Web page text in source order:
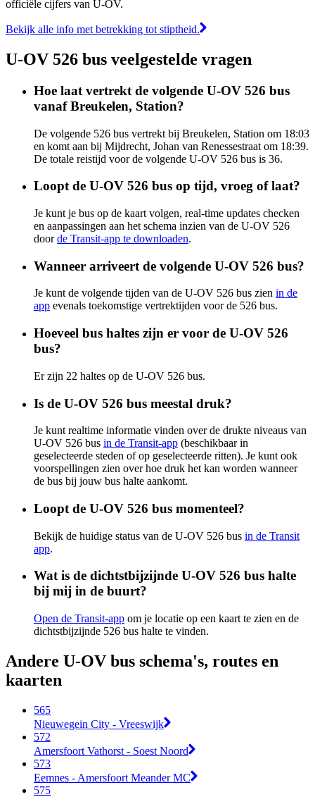
officiële cijfers van U-OV.
Bekijk alle info met betrekking tot stiptheid.
U-OV 526 bus veelgestelde vragen
Hoe laat vertrekt de volgende U-OV 526 bus
vanaf Breukelen, Station?
De volgende 526 bus vertrekt bij Breukelen, Station om 18:03
en komt aan bij Mijdrecht, Johan van Renessestraat om 18:39.
De totale reistijd voor de volgende U-OV 526 bus is 36.
Loopt de U-OV 526 bus op tijd, vroeg of laat?
Je kunt je bus op de kaart volgen, real-time updates checken
en aanpassingen aan het schema inzien van de U-OV 526
doorde Transit-app te downloaden.
Wanneer arriveert de volgende U-OV 526 bus?
Je kunt de volgende tijden van de U-OV 526 bus zien in de
app evenals toekomstige vertrektijden voor de 526 bus.
Hoeveel bus haltes zijn er voor de U-OV 526
bus?
Er zijn 22 haltes op de U-OV 526 bus.
Is de U-OV 526 bus meestal druk?
Je kunt realtime informatie vinden over de drukte niveaus van
U-OV 526 bus in de Transit-app (beschikbaar in
geselecteerde steden of op geselecteerde ritten). Je kunt ook
voorspellingen zien over hoe druk het kan worden wanneer
de bus bij jouw bus halte aankomt.
Loopt de U-OV 526 bus momenteel?
Bekijk de huidige status van de U-OV 526 bus in de Transit
app.
Wat is de dichtstbijzijnde U-OV 526 bus halte
bij mij in de buurt?
Open de Transit-app om je locatie op een kaart te zien en de
dichtstbijzijnde 526 bus halte te vinden.
Andere U-OV bus schema's, routes en
kaarten
565
Nieuwegein City - Vreeswijk
572
Amersfoort Vathorst - Soest Noord
573
Eemnes - Amersfoort Meander MC
575